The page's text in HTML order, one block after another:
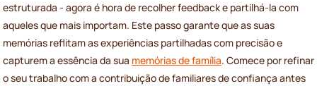
estruturada - agora é hora de recolher feedback e partilhá-la com
aqueles que mais importam. Este passo garante que as suas
memórias reflitam as experiências partilhadas com precisão e
capturem a essência da sua memórias de família. Comece por refinar
o seu trabalho com a contribuição de familiares de confiança antes